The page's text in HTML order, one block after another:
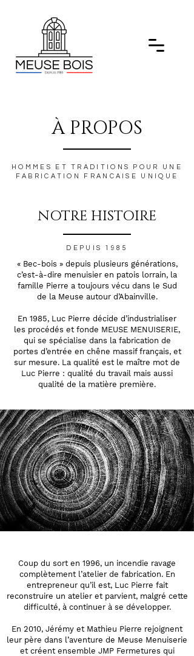
À PROPOS
HOMMES ET TRADITIONS POUR UNE
FABRICATION FRANCAISE UNIQUE
NOTRE HISTOIRE
DEPUIS 1985
« Bec-bois » depuis plusieurs générations,
c’est-à-dire menuisier en patois lorrain, la
famille Pierre a toujours vécu dans le Sud
de la Meuse autour d’Abainville.
En 1985, Luc Pierre décide d’industrialiser
les procédés et fonde MEUSE MENUISERIE,
qui se spécialise dans la fabrication de
portes d’entrée en chêne massif français, et
sur mesure. La qualité est le maître mot de
Luc Pierre : qualité du travail mais aussi
qualité de la matière première.
Coup du sort en 1996, un incendie ravage
complètement l’atelier de fabrication. En
entrepreneur qu’il est, Luc Pierre fait
reconstruire un atelier et parvient, malgré cette
difficulté, à continuer à se développer.
En 2010, Jérémy et Mathieu Pierre rejoignent
leur père dans l’aventure de Meuse Menuiserie
et créent ensemble JMP Fermetures qui